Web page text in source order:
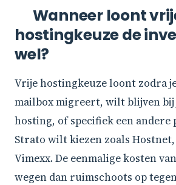
Wanneer loont
hostingkeuze de
wel?
Vrije hostingkeuze loont zodra
mailbox migreert, wilt blijven bij
hosting, of specifiek een andere
Strato wilt kiezen zoals
Vimexx. De eenmalige kosten
wegen dan ruimschoots op